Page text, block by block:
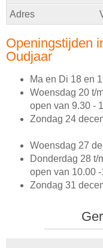
Adres
Openingstijden
Oudjaar
Ma en Di 18 en
Woensdag 20 t/
open van 9.30 -
Zondag 24
Woensdag 27
Donderdag 28 t/
open van 10.00
Zondag 31